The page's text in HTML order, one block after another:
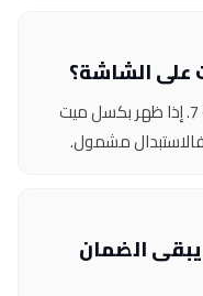
على الشاشة؟
كل شاشة تُختبر قبل الشحن في المرحلة 7. إذا ظهر بكسل ميت
يبقى الضمان